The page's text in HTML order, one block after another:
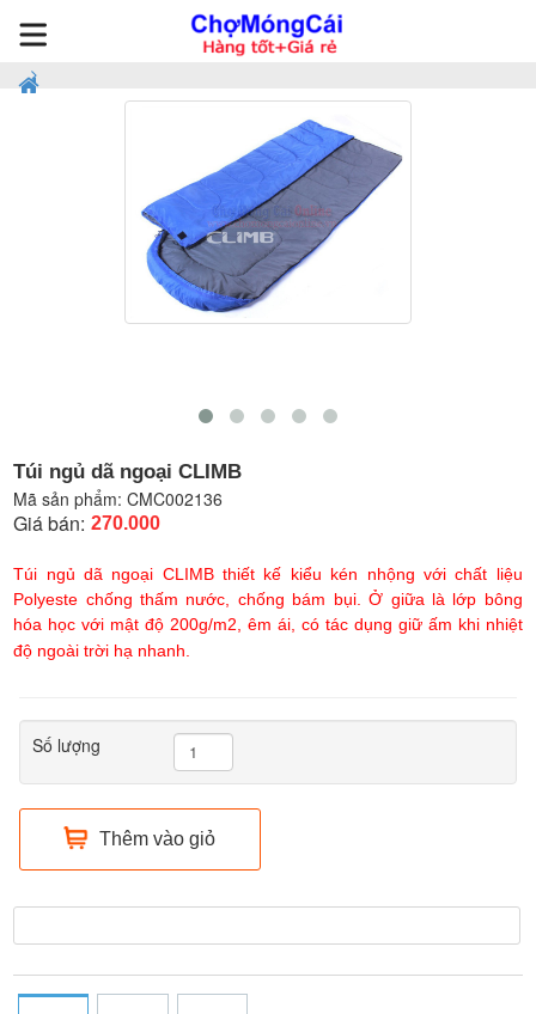
Túi ngủ dã ngoại CLIMB
Mã sản phẩm:CMC002136
Giá bán: 270.000
Túi ngủ dã ngoại CLIMB thiết kế kiểu kén nhộng với chất liệu
Polyeste chống thấm nước, chống bám bụi. Ở giữa là lớp bông
hóa học với mật độ 200g/m2, êm ái, có tác dụng giữ ấm khi nhiệt
độ ngoài trời hạ nhanh.
Số lượng
Thêm vào giỏ